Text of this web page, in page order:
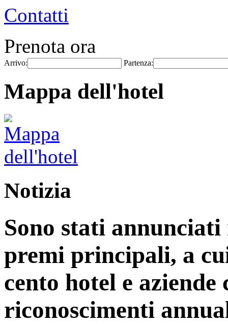
Contatti
Prenota ora
Arrivo: Partenza:
Mappa dell'hotel
Notizia
Sono stati
premi principali, a
cento hotel e
riconoscimenti